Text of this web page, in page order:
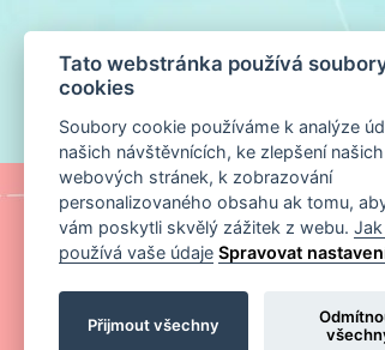
MAPA STRÁNKY |
Tato webstránka používá
cookies
Soubory cookie používáme k analýze
našich návštěvnících, ke zlepšení našich
webových stránek, k zobrazování
personalizovaného obsahu ak tomu,
vám poskytli skvělý zážitek z webu.
používá vaše údaje Spravovat
Přijmout všechny